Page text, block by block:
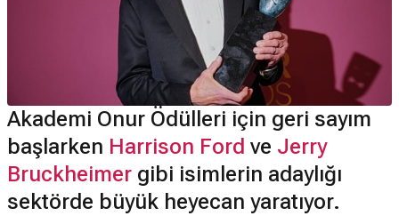
Akademi Onur Ödülleri için geri sayım
başlarken Harrison Ford ve Jerry
Bruckheimer gibi isimlerin adaylığı
sektörde büyük heyecan yaratıyor.